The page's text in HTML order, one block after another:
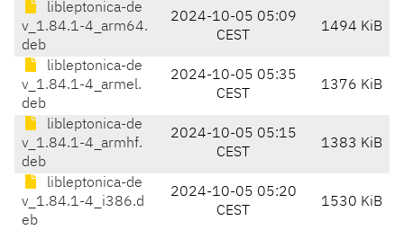
libleptonica-de
v_1.84.1-4_arm64.
deb
2024-10-05 05:09
CEST
1494 KiB
libleptonica-de
v_1.84.1-4_armel.
deb
2024-10-05 05:35
CEST
1376 KiB
libleptonica-de
v_1.84.1-4_armhf.
deb
2024-10-05 05:15
CEST
1383 KiB
libleptonica-de
v_1.84.1-4_i386.d
eb
2024-10-05 05:20
CEST
1530 KiB